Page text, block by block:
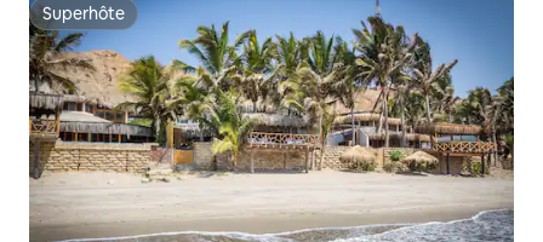
Superhôte
Superhôte